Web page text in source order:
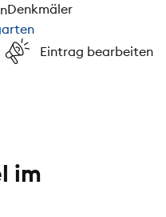
Denkmäler
Eintrag bearbeiten
im